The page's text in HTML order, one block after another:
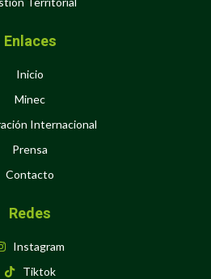
Enlaces
Inicio
Minec
Internacional
Prensa
Contacto
Redes
Instagram
Tiktok